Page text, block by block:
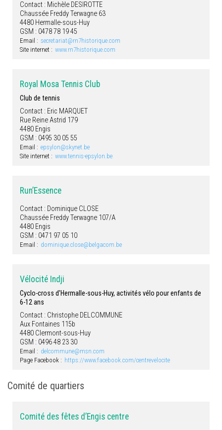
Contact : Michèle DESIROTTE
Chaussée Freddy Terwagne 63
4480 Hermalle-sous-Huy
GSM : 0478 78 19 45
Email : secretariat@rn7historique.com
Site internet : www.rn7historique.com
Royal Mosa Tennis Club
Club de tennis
Contact : Eric MARQUET
Rue Reine Astrid 179
4480 Engis
GSM : 0495 30 05 55
Email : epsylon@skynet.be
Site internet : www.tennis-epsylon.be
Run’Essence
Contact : Dominique CLOSE
Chaussée Freddy Terwagne 107/A
4480 Engis
GSM : 0471 97 05 10
Email : dominique.close@belgacom.be
Vélocité Indji
Cyclo-cross d'Hermalle-sous-Huy, activités vélo pour enfants de
6-12 ans
Contact : Christophe DELCOMMUNE
Aux Fontaines 115b
4480 Clermont-sous-Huy
GSM : 0496 48 23 30
Email : delcommune@msn.com
Page Facebook : https://www.facebook.com/centrevelocite
Comité de quartiers
Comité des fêtes d’Engis centre